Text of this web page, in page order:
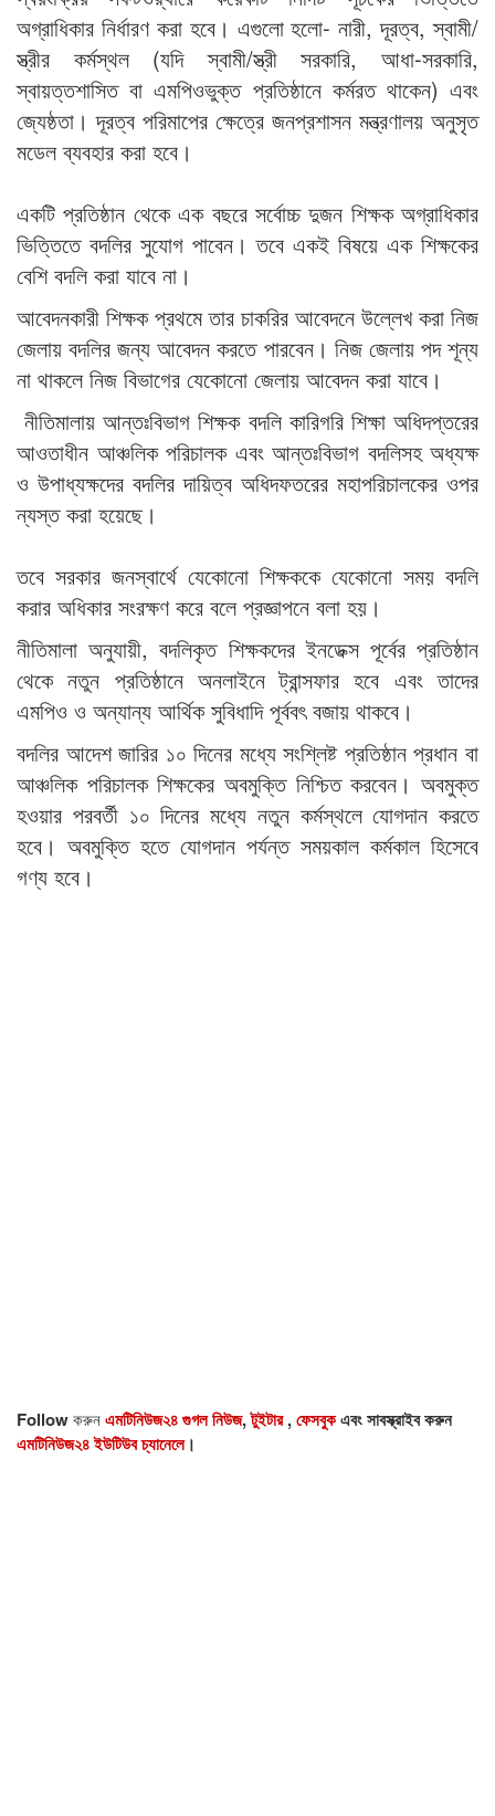
অগ্রাধিকার নির্ধারণ করা হবে। এগুলো হলো- নারী, দূরত্ব, স্বামী/
স্ত্রীর কর্মস্থল (যদি স্বামী/স্ত্রী সরকারি, আধা-সরকারি,
স্বায়ত্তশাসিত বা এমপিওভুক্ত প্রতিষ্ঠানে কর্মরত থাকেন) এবং
জ্যেষ্ঠতা। দূরত্ব পরিমাপের ক্ষেত্রে জনপ্রশাসন মন্ত্রণালয় অনুসৃত
মডেল ব্যবহার করা হবে।
একটি প্রতিষ্ঠান থেকে এক বছরে সর্বোচ্চ দুজন শিক্ষক অগ্রাধিকার
ভিত্তিতে বদলির সুযোগ পাবেন। তবে একই বিষয়ে এক শিক্ষকের
বেশি বদলি করা যাবে না।
আবেদনকারী শিক্ষক প্রথমে তার চাকরির আবেদনে উল্লেখ করা নিজ
জেলায় বদলির জন্য আবেদন করতে পারবেন। নিজ জেলায় পদ শূন্য
না থাকলে নিজ বিভাগের যেকোনো জেলায় আবেদন করা যাবে।
নীতিমালায় আন্তঃবিভাগ শিক্ষক বদলি কারিগরি শিক্ষা অধিদপ্তরের
আওতাধীন আঞ্চলিক পরিচালক এবং আন্তঃবিভাগ বদলিসহ অধ্যক্ষ
ও উপাধ্যক্ষদের বদলির দায়িত্ব অধিদফতরের মহাপরিচালকের ওপর
ন্যস্ত করা হয়েছে।
তবে সরকার জনস্বার্থে যেকোনো শিক্ষককে যেকোনো সময় বদলি
করার অধিকার সংরক্ষণ করে বলে প্রজ্ঞাপনে বলা হয়।
নীতিমালা অনুযায়ী, বদলিকৃত শিক্ষকদের ইনডেক্স পূর্বের প্রতিষ্ঠান
থেকে নতুন প্রতিষ্ঠানে অনলাইনে ট্রান্সফার হবে এবং তাদের
এমপিও ও অন্যান্য আর্থিক সুবিধাদি পূর্ববৎ বজায় থাকবে।
বদলির আদেশ জারির ১০ দিনের মধ্যে সংশ্লিষ্ট প্রতিষ্ঠান প্রধান বা
আঞ্চলিক পরিচালক শিক্ষকের অবমুক্তি নিশ্চিত করবেন। অবমুক্ত
হওয়ার পরবর্তী ১০ দিনের মধ্যে নতুন কর্মস্থলে যোগদান করতে
হবে। অবমুক্তি হতে যোগদান পর্যন্ত সময়কাল কর্মকাল হিসেবে
গণ্য হবে।
Followকরুনএমটিনিউজ২৪ গুগল নিউজ,টুইটার,ফেসবুকএবং সাবস্ক্রাইব করুন
এমটিনিউজ২৪ ইউটিউব চ্যানেলে।